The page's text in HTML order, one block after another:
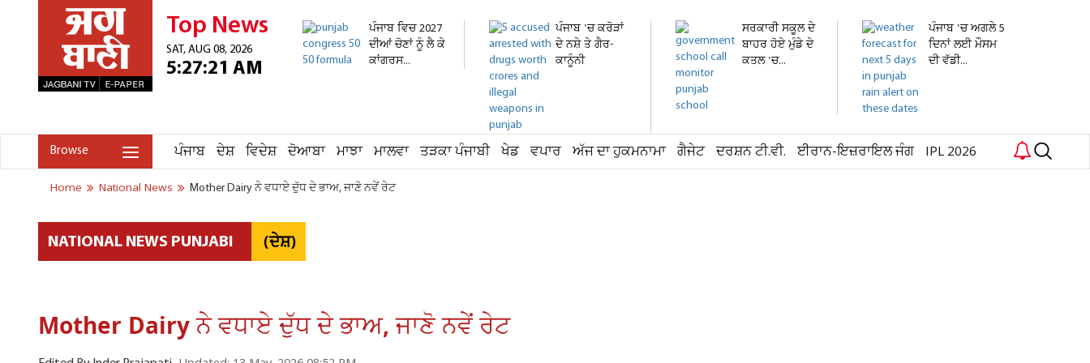
Top News
SAT, AUG 08, 2026
5:27:21 AM
ਪੰਜਾਬ ਵਿਚ 2027
ਦੀਆਂ ਚੋਣਾਂ ਨੂੰ ਲੈ ਕੇ
ਕਾਂਗਰਸ...
ਪੰਜਾਬ 'ਚ ਕਰੋੜਾਂ
ਦੇ ਨਸ਼ੇ ਤੇ ਗੈਰ-
ਕਾਨੂੰਨੀ
ਸਰਕਾਰੀ ਸਕੂਲ ਦੇ
ਬਾਹਰ ਹੋਏ ਮੁੰਡੇ ਦੇ
ਕਤਲ 'ਚ...
ਪੰਜਾਬ 'ਚ ਅਗਲੇ 5
ਦਿਨਾਂ ਲਈ ਮੌਸਮ
ਦੀ ਵੱਡੀ...
Browse ਪੰਜਾਬ ਦੇਸ਼ ਵਿਦੇਸ਼ ਦੋਆਬਾ ਮਾਝਾ ਮਾਲਵਾ ਤੜਕਾ ਪੰਜਾਬੀ ਖੇਡ ਵਪਾਰ ਅੱਜ ਦਾ ਹੁਕਮਨਾਮਾ ਗੈਜੇਟ ਦਰਸ਼ਨ ਟੀ.ਵੀ. ਈਰਾਨ-ਇਜ਼ਰਾਇਲ ਜੰਗ IPL 2026
Home National News Mother Dairy ਨੇ ਵਧਾਏ ਦੁੱਧ ਦੇ ਭਾਅ, ਜਾਣੋ ਨਵੇਂ ਰੇਟ
NATIONAL NEWS PUNJABI (ਦੇਸ਼)
Mother Dairy ਨੇ ਵਧਾਏ ਦੁੱਧ ਦੇ ਭਾਅ, ਜਾਣੋ ਨਵੇਂ ਰੇਟ